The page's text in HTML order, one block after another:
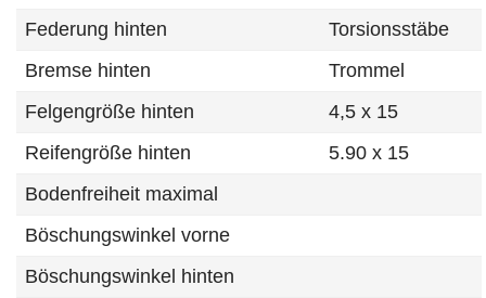
Federung hinten
Torsionsstäbe
Bremse hinten
Trommel
Felgengröße hinten
4,5 x 15
Reifengröße hinten
5.90 x 15
Bodenfreiheit maximal
Böschungswinkel vorne
Böschungswinkel hinten